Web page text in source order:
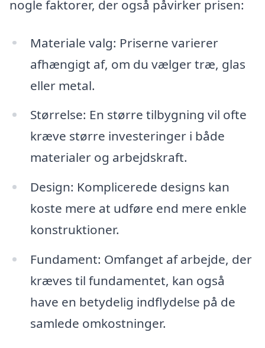
nogle faktorer, der også påvirker prisen:
Materiale valg: Priserne varierer
afhængigt af, om du vælger træ, glas
eller metal.
Størrelse: En større tilbygning vil ofte
kræve større investeringer i både
materialer og arbejdskraft.
Design: Komplicerede designs kan
koste mere at udføre end mere enkle
konstruktioner.
Fundament: Omfanget af arbejde, der
kræves til fundamentet, kan også
have en betydelig indflydelse på de
samlede omkostninger.